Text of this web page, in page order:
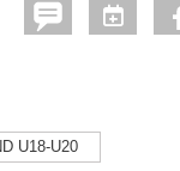
U18-U20